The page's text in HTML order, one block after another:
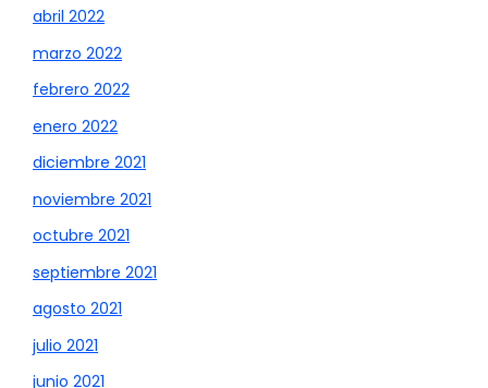
abril 2022
marzo 2022
febrero 2022
enero 2022
diciembre 2021
noviembre 2021
octubre 2021
septiembre 2021
agosto 2021
julio 2021
junio 2021